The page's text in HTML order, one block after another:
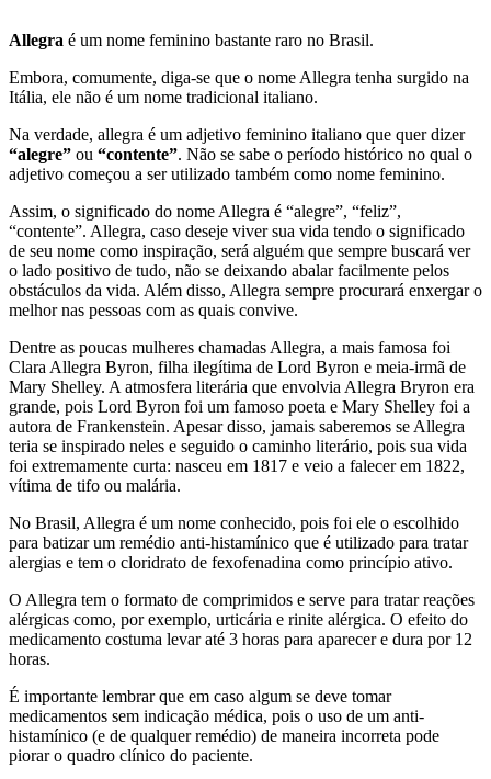
Allegra é um nome feminino bastante raro no Brasil.
Embora, comumente, diga-se que o nome Allegra tenha surgido na
Itália, ele não é um nome tradicional italiano.
Na verdade, allegra é um adjetivo feminino italiano que quer dizer
“alegre” ou “contente”. Não se sabe o período histórico no qual o
adjetivo começou a ser utilizado também como nome feminino.
Assim, o significado do nome Allegra é “alegre”, “feliz”,
“contente”. Allegra, caso deseje viver sua vida tendo o significado
de seu nome como inspiração, será alguém que sempre buscará ver
o lado positivo de tudo, não se deixando abalar facilmente pelos
obstáculos da vida. Além disso, Allegra sempre procurará enxergar o
melhor nas pessoas com as quais convive.
Dentre as poucas mulheres chamadas Allegra, a mais famosa foi
Clara Allegra Byron, filha ilegítima de Lord Byron e meia-irmã de
Mary Shelley. A atmosfera literária que envolvia Allegra Bryron era
grande, pois Lord Byron foi um famoso poeta e Mary Shelley foi a
autora de Frankenstein. Apesar disso, jamais saberemos se Allegra
teria se inspirado neles e seguido o caminho literário, pois sua vida
foi extremamente curta: nasceu em 1817 e veio a falecer em 1822,
vítima de tifo ou malária.
No Brasil, Allegra é um nome conhecido, pois foi ele o escolhido
para batizar um remédio anti-histamínico que é utilizado para tratar
alergias e tem o cloridrato de fexofenadina como princípio ativo.
O Allegra tem o formato de comprimidos e serve para tratar reações
alérgicas como, por exemplo, urticária e rinite alérgica. O efeito do
medicamento costuma levar até 3 horas para aparecer e dura por 12
horas.
É importante lembrar que em caso algum se deve tomar
medicamentos sem indicação médica, pois o uso de um anti-
histamínico (e de qualquer remédio) de maneira incorreta pode
piorar o quadro clínico do paciente.